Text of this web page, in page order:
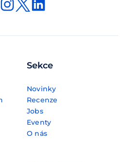
Sekce
Novinky
Recenze
Jobs
Eventy
O nás